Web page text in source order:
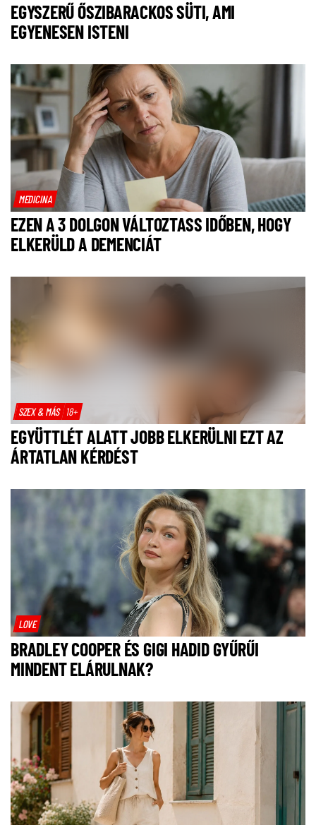
EGYSZERŰ ŐSZIBARACKOS SÜTI, AMI
EGYENESEN ISTENI
MEDICINA
EZEN A 3 DOLGON VÁLTOZTASS IDŐBEN, HOGY
ELKERÜLD A DEMENCIÁT
SZEX & MÁS 18+
EGYÜTTLÉT ALATT JOBB ELKERÜLNI EZT AZ
ÁRTATLAN KÉRDÉST
LOVE
BRADLEY COOPER ÉS GIGI HADID GYŰRŰI
MINDENT ELÁRULNAK?